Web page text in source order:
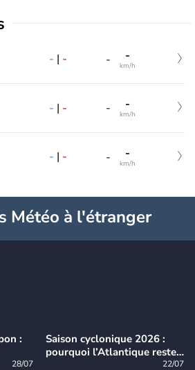
- | - - -
km/h
- | - - -
km/h
- | - - -
km/h
Météo à l'étranger
:
28/07
Saison cyclonique 2026 :
pourquoi l’Atlantique reste
22/07